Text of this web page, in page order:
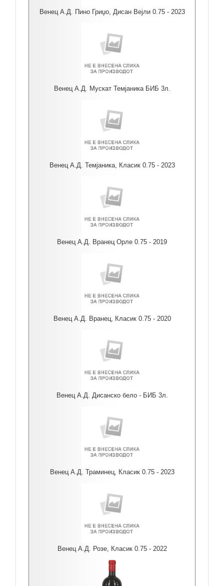
Венец А.Д. Пино Гриџо, Дисан Вејли 0.75 - 2023
Венец А.Д. Мускат Темјаника БИБ 3л.
Венец А.Д. Темјаника, Класик 0.75 - 2023
Венец А.Д. Вранец Орле 0.75 - 2019
Венец А.Д. Вранец, Класик 0.75 - 2020
Венец А.Д. Дисанско бело - БИБ 3л.
Венец А.Д. Траминец, Класик 0.75 - 2023
Венец А.Д. Розе, Класик 0.75 - 2022